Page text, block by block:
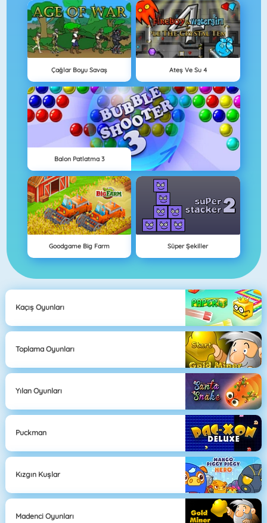
Çağlar Boyu Savaş Ateş Ve Su 4
Balon Patlatma 3
Goodgame Big Farm Süper Şekiller
Kaçış Oyunları
Toplama Oyunları
Yılan Oyunları
Puckman
Kızgın Kuşlar
Madenci Oyunları